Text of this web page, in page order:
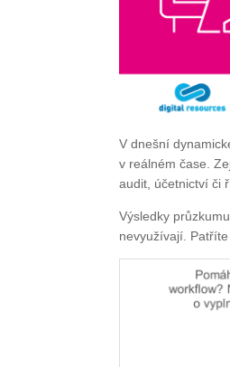
V dnešní
v reálném čase.
audit, účetnictví či
Výsledky
nevyužívají.